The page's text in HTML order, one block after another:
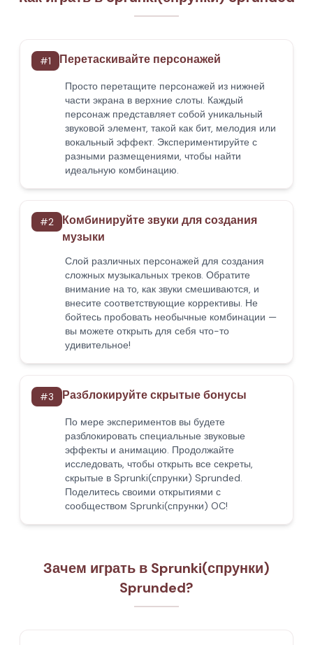
#1 Перетаскивайте персонажей
Просто перетащите персонажей из нижней
части экрана в верхние слоты. Каждый
персонаж представляет собой уникальный
звуковой элемент, такой как бит, мелодия или
вокальный эффект. Экспериментируйте с
разными размещениями, чтобы найти
идеальную комбинацию.
#2
Комбинируйте звуки для создания
музыки
Слой различных персонажей для создания
сложных музыкальных треков. Обратите
внимание на то, как звуки смешиваются, и
внесите соответствующие коррективы. Не
бойтесь пробовать необычные комбинации —
вы можете открыть для себя что-то
удивительное!
#3 Разблокируйте скрытые бонусы
По мере экспериментов вы будете
разблокировать специальные звуковые
эффекты и анимацию. Продолжайте
исследовать, чтобы открыть все секреты,
скрытые в Sprunki(спрунки) Sprunded.
Поделитесь своими открытиями с
сообществом Sprunki(спрунки) OC!
Зачем играть в Sprunki(спрунки)
Sprunded?